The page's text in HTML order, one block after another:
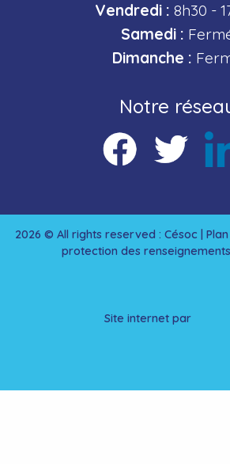
Vendredi : 8h30 -
Samedi :
Dimanche :
Notre
2026 © All rights reserved : Césoc |
protection des
Site internet par